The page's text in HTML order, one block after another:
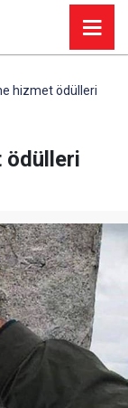
hizmet ödülleri
ödülleri